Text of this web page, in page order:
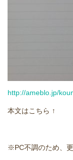
http://ameblo.jp/
本文はこちら ↑
※PC不調のため、